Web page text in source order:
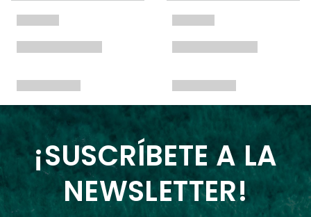
¡SUSCRÍBETE A LA
NEWSLETTER!